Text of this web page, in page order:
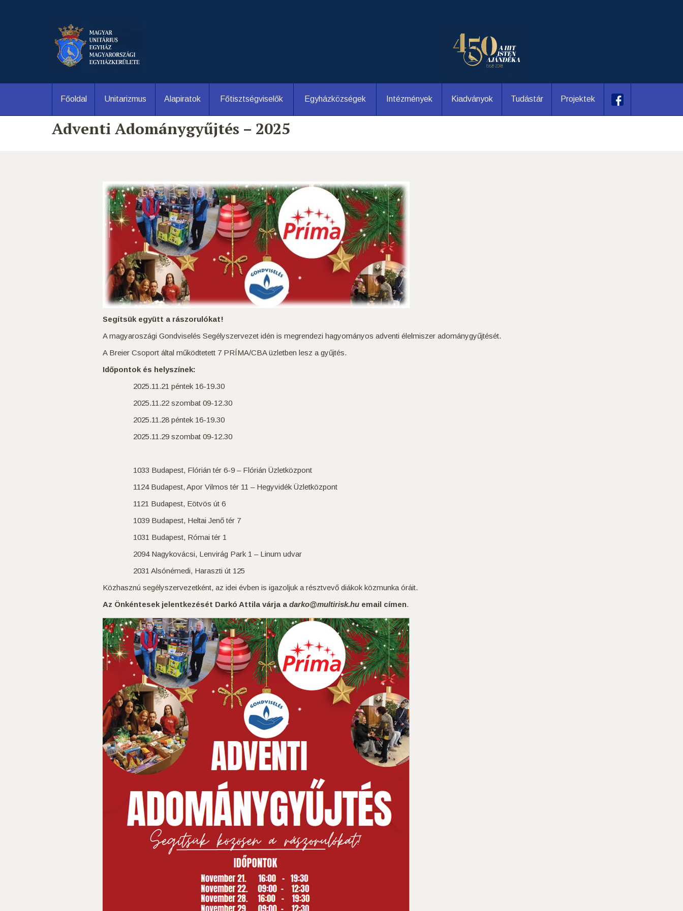
Főoldal Unitarizmus Alapiratok Főtisztségviselők Egyházközségek Intézmények Kiadványok Tudástár Projektek
Adventi Adománygyűjtés – 2025
Segítsük együtt a rászorulókat!
A magyaroszági Gondviselés Segélyszervezet idén is megrendezi hagyományos adventi élelmiszer adománygyűjtését.
A Breier Csoport által működtetett 7 PRÍMA/CBA üzletben lesz a gyűjtés.
Időpontok és helyszínek:
2025.11.21 péntek 16-19.30
2025.11.22 szombat 09-12.30
2025.11.28 péntek 16-19.30
2025.11.29 szombat 09-12.30
1033 Budapest, Flórián tér 6-9 – Flórián Üzletközpont
1124 Budapest, Apor Vilmos tér 11 – Hegyvidék Üzletközpont
1121 Budapest, Eötvös út 6
1039 Budapest, Heltai Jenő tér 7
1031 Budapest, Római tér 1
2094 Nagykovácsi, Lenvirág Park 1 – Linum udvar
2031 Alsónémedi, Haraszti út 125
Közhasznú segélyszervezetként, az idei évben is igazoljuk a résztvevő diákok közmunka óráit.
Az Önkéntesek jelentkezését Darkó Attila várja a darko@multirisk.hu email címen.